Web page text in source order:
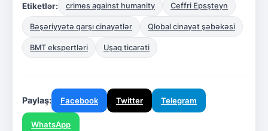
Etiketlər: crimes against humanity Ceffri Epsşteyn
Bəşəriyyətə qarşı cinayətlər Qlobal cinayət şəbəkəsi
BMT ekspertləri Uşaq ticarəti
Paylaş: Facebook Twitter Telegram
WhatsApp